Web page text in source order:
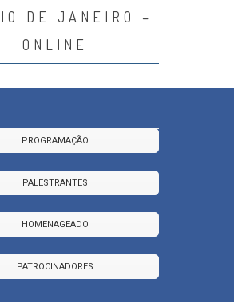
DE JANEIRO –
ONLINE
PROGRAMAÇÃO
PALESTRANTES
HOMENAGEADO
PATROCINADORES